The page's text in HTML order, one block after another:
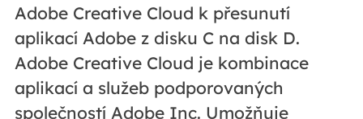
Adobe Creative Cloud k přesunutí
aplikací Adobe z disku C na disk D.
Adobe Creative Cloud je kombinace
aplikací a služeb podporovaných
společností Adobe Inc. Umožňuje